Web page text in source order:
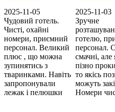
2025-11-05
Чудовий готель.
Чисті, охайні
номери, приємний
персонал. Великий
плюс , що можна
зупинятись з
тваринками. Навіть
запропонували
лежак і пелюшки
2025-11-03
Зручне
готелю,
персонал.
смачні,
пізно
то якісь
можуть
Номери